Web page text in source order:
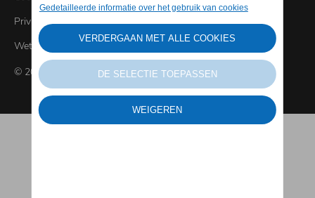
© 2026 Verellen Geel
Privacybeleid
Wettelijke bepalingen